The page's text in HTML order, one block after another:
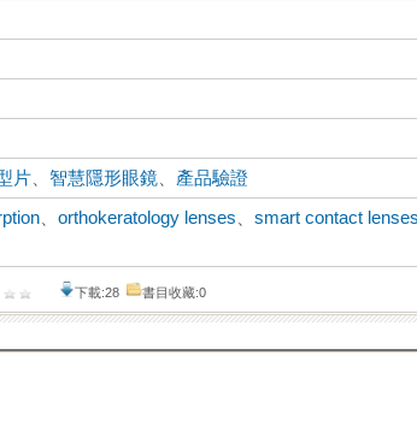
片 智慧隱形眼鏡
產品驗證
、orthokeratology lenses 、smart contact lenses
下載:28 書目收藏:0